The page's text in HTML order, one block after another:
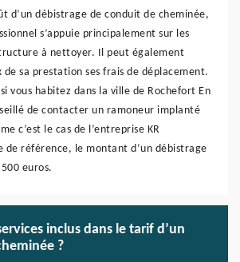
d’un débistrage de conduit de cheminée,
s’appuie principalement sur les
à nettoyer. Il peut également
de sa prestation ses frais de déplacement.
vous habitez dans la ville de Rochefort En
de contacter un ramoneur implanté
c’est le cas de l’entreprise KR
de référence, le montant d’un débistrage
euros.
inclus dans le tarif d’un
?